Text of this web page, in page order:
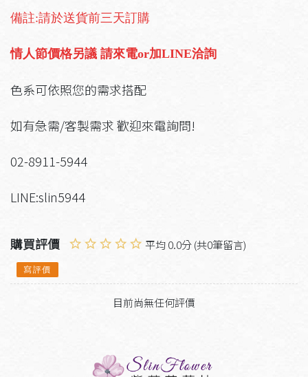
備註:請於送貨前三天訂購
情人節價格另議 請來電or加LINE洽詢
色系可依照您的需求搭配
如有急需/客製需求 歡迎來電詢問!
02-8911-5944
LINE:slin5944
購買評價 平均 0.0分 (共0筆留言)
寫評價
目前尚無任何評價